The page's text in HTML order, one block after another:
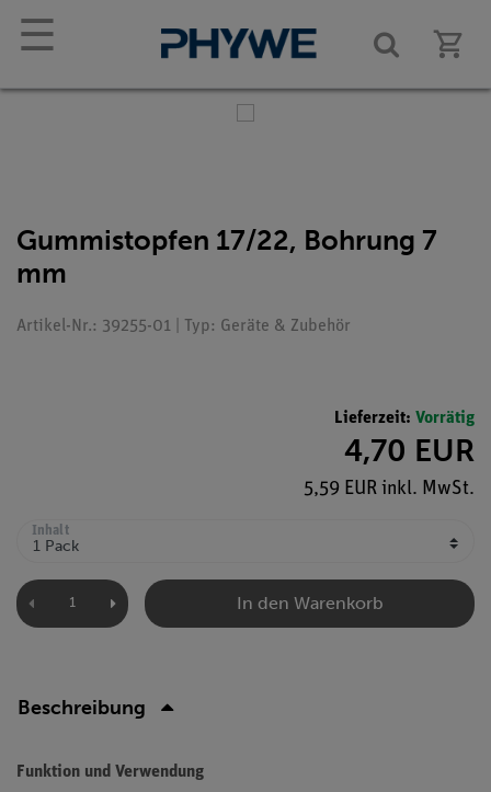
☰
Gummistopfen 17/22, Bohrung 7
mm
Artikel-Nr.: 39255-01 | Typ: Geräte & Zubehör
Lieferzeit: Vorrätig
4,70 EUR
5,59 EUR inkl. MwSt.
Inhalt
In den Warenkorb
Beschreibung
Funktion und Verwendung